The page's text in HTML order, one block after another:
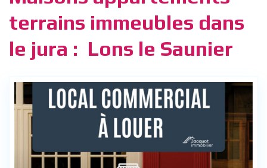
terrains immeubles dans
le jura : Lons le Saunier